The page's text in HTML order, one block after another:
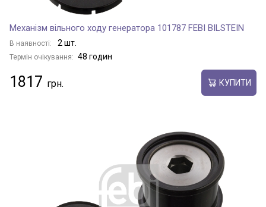
Механізм вільного ходу генератора 101787 FEBI BILSTEIN
В наявності: 2 шт.
Термін очікування: 48 годин
1817 КУПИТИ